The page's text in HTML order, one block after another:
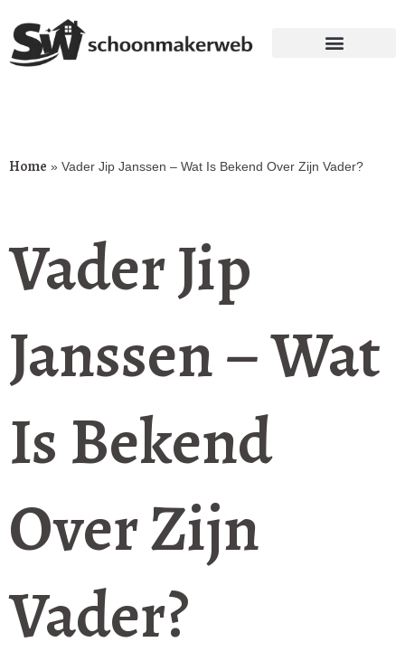
Home » Vader Jip Janssen – Wat Is Bekend Over Zijn Vader?
Vader Jip
Janssen – Wat
Is Bekend
Over Zijn
Vader?